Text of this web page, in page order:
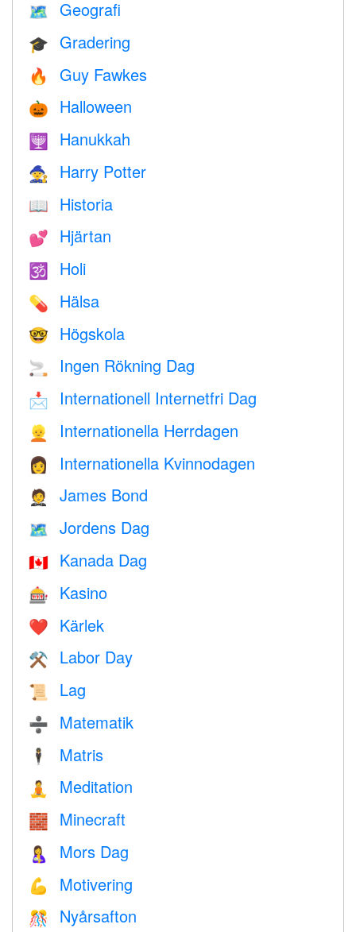
🗺 Geografi
🎓 Gradering
🔥 Guy Fawkes
🎃 Halloween
🕎 Hanukkah
🧙 Harry Potter
📖 Historia
💕 Hjärtan
🕉 Holi
💊 Hälsa
🤓 Högskola
🚬 Ingen Rökning Dag
📩 Internationell Internetfri Dag
👱 Internationella Herrdagen
👩 Internationella Kvinnodagen
🤵 James Bond
🗺️ Jordens Dag
🇨🇦 Kanada Dag
🎰 Kasino
❤️️ Kärlek
⚒️ Labor Day
📜 Lag
➗ Matematik
🕴️ Matris
🧘 Meditation
🧱 Minecraft
🤱 Mors Dag
💪 Motivering
🎊 Nyårsafton